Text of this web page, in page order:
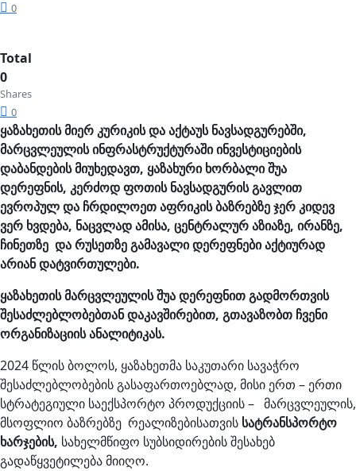
0
Total
0
Shares
0
ყაზახეთის მიერ კურიკის და აქტაუს ნავსადგურებში,
მარცვლეულის ინფრასტრუქტურაში ინვესტიციების
დაბანდების მიუხედავთ, ყაზახური ხორბალი შუა
დერეფნის, კერძოდ ფოთის ნავსადგურის გავლით
ევროპულ და ჩრდილოეთ აფრიკის ბაზრებზე ჯერ კიდევ
ვერ ხვდება, ნაცვლად ამისა, ცენტრალურ აზიაზე, ირანზე,
ჩინეთზე და რუსეთზე გამავალი დერეფნები აქტიურად
არიან დატვირთულები.
ყაზახეთის მარცვლეულის შუა დერეფნით გადმორთვის
შესაძლებლობებთან დაკავშირებით, გთავაზობთ ჩვენი
ორგანიზაციის ანალიტიკას.
2024 წლის ბოლოს, ყაზახეთმა საკუთარი სავაჭრო
შესაძლებლობების გასაფართოებლად, მისი ერთ – ერთი
სტრატეგიული საექსპორტო პროდუქციის – მარცვლეულის,
მსოფლიო ბაზრებზე რეალიზებისათვის სატრანსპორტო
ხარჯების, სახელმწიფო სუბსიდირების შესახებ
გადაწყვეტილება მიიღო.